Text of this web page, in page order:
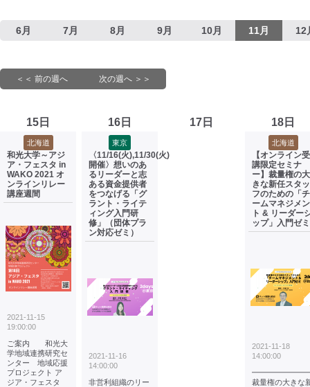
6月 7月 8月 9月 10月 11月 12
＜＜ 前の週へ 次の週へ ＞＞
15日
北海道
和光大学～アジ
ア・フェスタ in
WAKO 2021 オ
ンラインリレー
講座週間
2021-11-15
19:00:00
ご案内 和光大
学地域連携研究セ
ンター 地域応援
プロジェクト ア
ジア・フェスタ
16日
東京
〈11/16(火),11/30(火)
開催〉想いのあ
るリーダーと志
ある資金提供者
をつなげる「グ
ラント・ライテ
ィング入門研
修」（団体プラ
ン対応ゼミ）
2021-11-16
14:00:00
非営利組織のリー
17日 18日
北海道
【オンライン受
講限定セミナ
ー】裁量権の大
きな新任スタッ
フのための「チ
ームマネジメン
ト & リーダー
ップ」入門ゼミ
2021-11-18
14:00:00
裁量権の大きな